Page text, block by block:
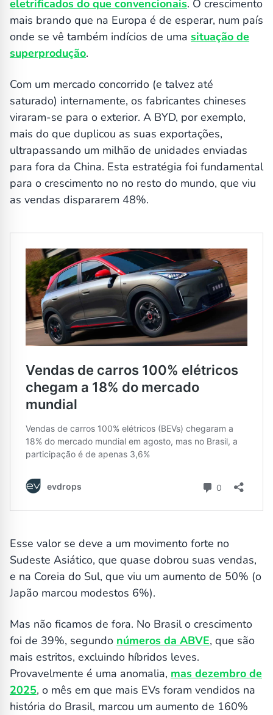
eletrificados do que convencionais. O crescimento
mais brando que na Europa é de esperar, num país
onde se vê também indícios de uma situação de
superprodução.
Com um mercado concorrido (e talvez até
saturado) internamente, os fabricantes chineses
viraram-se para o exterior. A BYD, por exemplo,
mais do que duplicou as suas exportações,
ultrapassando um milhão de unidades enviadas
para fora da China. Esta estratégia foi fundamental
para o crescimento no no resto do mundo, que viu
as vendas dispararem 48%.
Esse valor se deve a um movimento forte no
Sudeste Asiático, que quase dobrou suas vendas,
e na Coreia do Sul, que viu um aumento de 50% (o
Japão marcou modestos 6%).
Mas não ficamos de fora. No Brasil o crescimento
foi de 39%, segundo números da ABVE, que são
mais estritos, excluindo híbridos leves.
Provavelmente é uma anomalia, mas dezembro de
2025, o mês em que mais EVs foram vendidos na
história do Brasil, marcou um aumento de 160%